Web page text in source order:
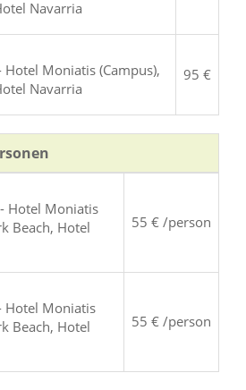
Navarria
Hotel Moniatis (Campus),
Navarria
95 €
Hotel Moniatis
Beach, Hotel
55 € /person
Hotel Moniatis
Beach, Hotel
55 € /person